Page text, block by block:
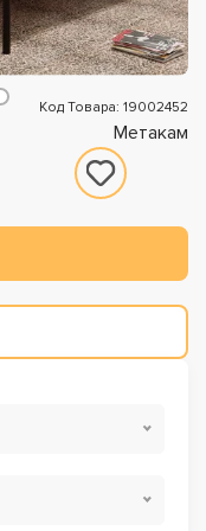
Код Товара: 19002452
Метакам